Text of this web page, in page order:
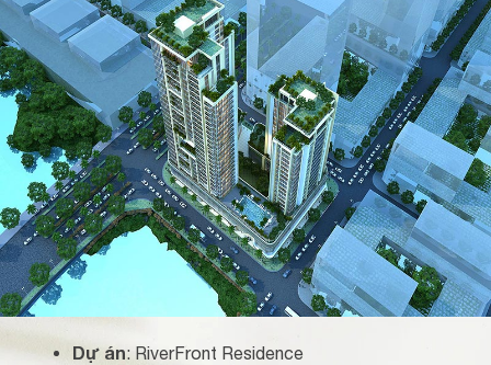
Dự án: RiverFront Residence